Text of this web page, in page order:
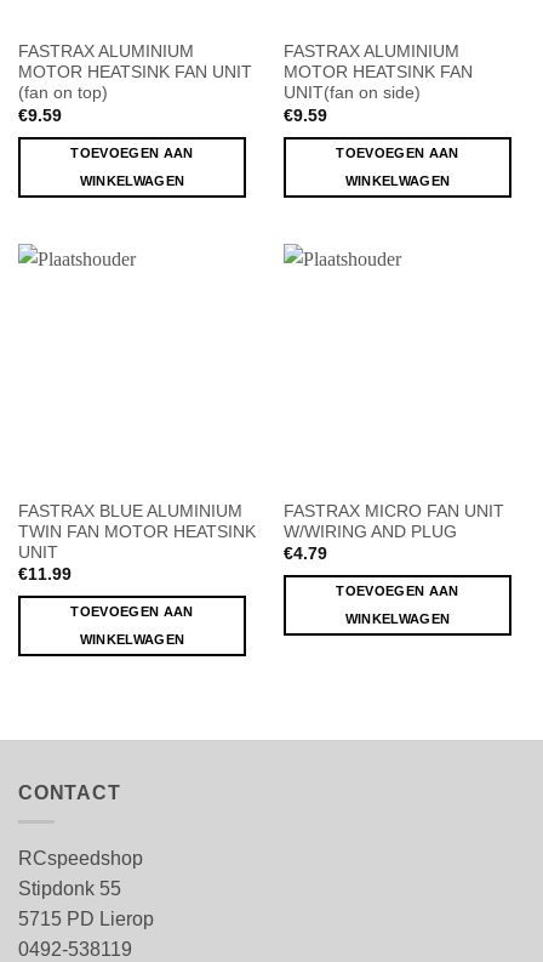
FASTRAX ALUMINIUM
MOTOR HEATSINK FAN UNIT
(fan on top)
€9.59
TOEVOEGEN AAN
WINKELWAGEN
FASTRAX ALUMINIUM
MOTOR HEATSINK FAN
UNIT(fan on side)
€9.59
TOEVOEGEN AAN
WINKELWAGEN
FASTRAX BLUE ALUMINIUM
TWIN FAN MOTOR HEATSINK
UNIT
€11.99
TOEVOEGEN AAN
WINKELWAGEN
FASTRAX MICRO FAN UNIT
W/WIRING AND PLUG
€4.79
TOEVOEGEN AAN
WINKELWAGEN
CONTACT
RCspeedshop
Stipdonk 55
5715 PD Lierop
0492-538119